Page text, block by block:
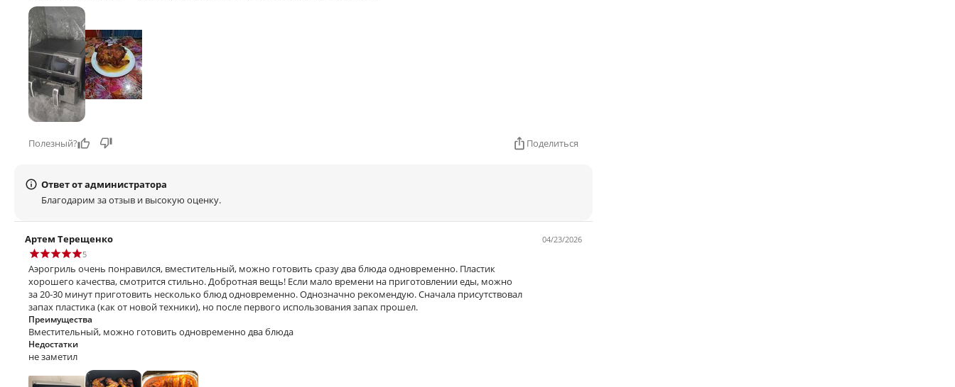
Полезный? Поделиться
Ответ от администратора
Благодарим за отзыв и высокую оценку.
Артем Терещенко
04/23/2026
5
Аэрогриль очень понравился, вместительный, можно готовить сразу два блюда одновременно. Пластик
хорошего качества, смотрится стильно. Добротная вещь! Если мало времени на приготовлении еды, можно
за 20-30 минут приготовить несколько блюд одновременно. Однозначно рекомендую. Сначала присутствовал
запах пластика (как от новой техники), но после первого использования запах прошел.
Преимущества
Вместительный, можно готовить одновременно два блюда
Недостатки
не заметил